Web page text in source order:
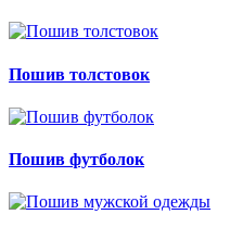
Пошив толстовок
Пошив футболок